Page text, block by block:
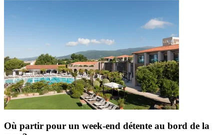
Où partir pour un week-end détente au bord de la